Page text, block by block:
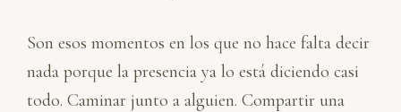
Son esos momentos en los que no hace falta decir
nada porque la presencia ya lo está diciendo casi
todo. Caminar junto a alguien. Compartir una